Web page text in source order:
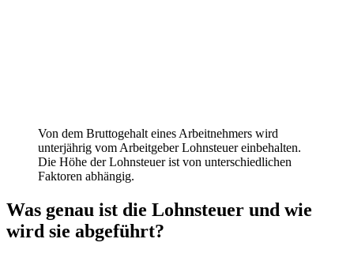
Von dem Bruttogehalt eines Arbeitnehmers wird
unterjährig vom Arbeitgeber Lohnsteuer einbehalten.
Die Höhe der Lohnsteuer ist von unterschiedlichen
Faktoren abhängig.
Was genau ist die Lohnsteuer und wie
wird sie abgeführt?